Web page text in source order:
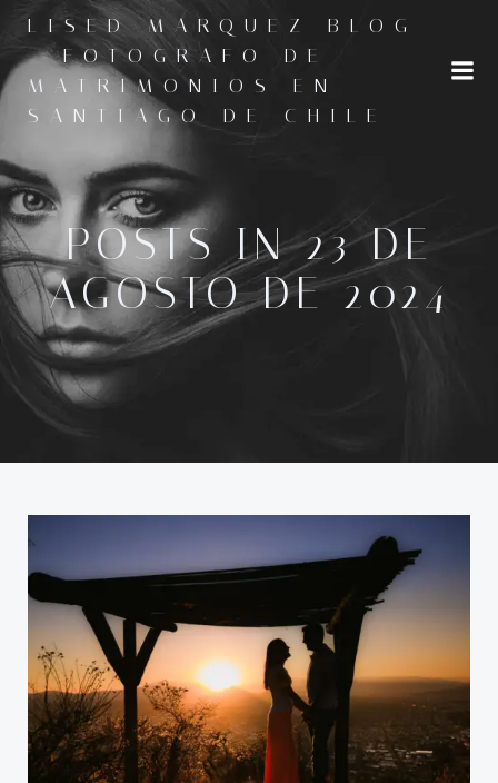
al
contenido
LISED MARQUEZ BLOG
- FOTOGRAFO DE
MATRIMONIOS EN
SANTIAGO DE CHILE
POSTS IN 23 DE
AGOSTO DE 2024